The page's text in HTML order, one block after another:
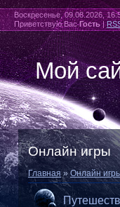
Воскресенье, 09.08.2026,
Приветствую Вас Гость|
Мой
Онлайн игры
Главная »Онлайн